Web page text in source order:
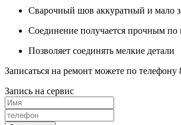
Сварочный шов аккуратный и мало
Соединение получается прочным по
Позволяет соединять мелкие детали
Записаться на ремонт можете по телефону
Запись на сервис